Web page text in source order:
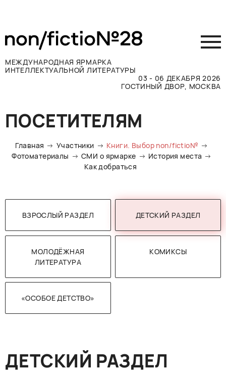
МЕЖДУНАРОДНАЯ ЯРМАРКА
ИНТЕЛЛЕКТУАЛЬНОЙ ЛИТЕРАТУРЫ
03 - 06 ДЕКАБРЯ 2026
ГОСТИНЫЙ ДВОР, МОСКВА
Принять участие
Участникам
Посетителям
Программа
Контакты
ВКОНТАКТЕ TELEGRAM
РУССКИЙ ENGLISH CHINESE
ПОСЕТИТЕЛЯМ
Главная Участники
Книги. Выбор non/fictio№
Фотоматериалы
СМИ о ярмарке
История места
Как добраться
ВЗРОСЛЫЙ РАЗДЕЛ ДЕТСКИЙ РАЗДЕЛ
МОЛОДЁЖНАЯ
ЛИТЕРАТУРА
КОМИКСЫ
«ОСОБОЕ ДЕТСТВО»
ДЕТСКИЙ РАЗДЕЛ